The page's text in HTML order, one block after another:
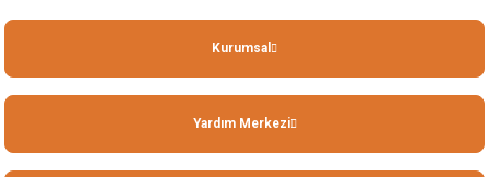
Kurumsal
Yardım Merkezi